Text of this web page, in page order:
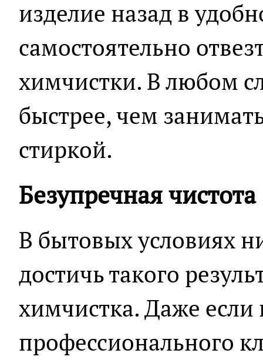
изделие назад в
самостоятельно
химчистки. В любом
быстрее, чем
стиркой.
Безупречная чистота
В бытовых условиях
достичь такого
химчистка. Даже если
профессионального